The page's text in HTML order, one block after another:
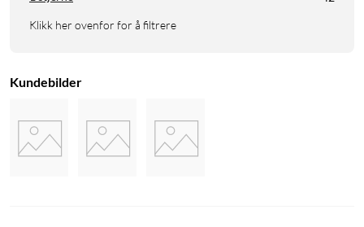
Klikk her ovenfor for å filtrere
Kundebilder